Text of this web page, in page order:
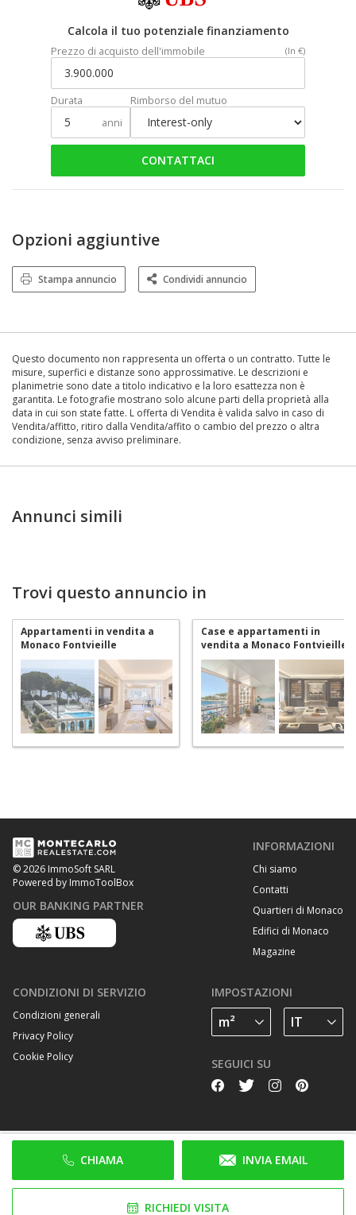
Calcola il tuo potenziale finanziamento
Prezzo di acquisto dell'immobile (In €)
Durata
anni
Rimborso del mutuo
CONTATTACI
CHIAMA INVIA EMAIL
RICHIEDI VISITA
Opzioni aggiuntive
Stampa annuncio Condividi annuncio
Questo documento non rappresenta un offerta o un contratto. Tutte le
misure, superfici e distanze sono approssimative. Le descrizioni e
planimetrie sono date a titolo indicativo e la loro esattezza non è
garantita. Le fotografie mostrano solo alcune parti della proprietà alla
data in cui son state fatte. L offerta di Vendita è valida salvo in caso di
Vendita/affitto, ritiro dalla Vendita/affito o cambio del prezzo o altra
condizione, senza avviso preliminare.
Annunci simili
Trovi questo annuncio in
Appartamenti in vendita a
Monaco Fontvieille
Case e appartamenti in
vendita a Monaco Fontvieille
© 2026 ImmoSoft SARL
Powered by ImmoToolBox
OUR BANKING PARTNER
INFORMAZIONI
Chi siamo
Contatti
Quartieri di Monaco
Edifici di Monaco
Magazine
CONDIZIONI DI SERVIZIO
Condizioni generali
Privacy Policy
Cookie Policy
IMPOSTAZIONI
SEGUICI SU